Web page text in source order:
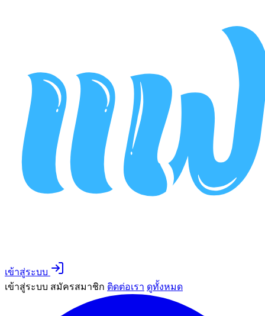
เข้าสู่ระบบ
เข้าสู่ระบบ สมัครสมาชิก ติดต่อเรา ดูทั้งหมด